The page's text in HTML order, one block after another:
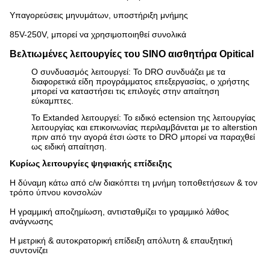
Υπαγορεύσεις μηνυμάτων, υποστήριξη μνήμης
85V-250V, μπορεί να χρησιμοποιηθεί συνολικά
Βελτιωμένες λειτουργίες του SINO αισθητήρα Opitical
Ο συνδυασμός λειτουργεί: Το DRO συνδυάζει με τα
διαφορετικά είδη προγράμματος επεξεργασίας, ο χρήστης
μπορεί να καταστήσει τις επιλογές στην απαίτηση
εύκαμπτες.
Το Extanded λειτουργεί: Το ειδικό ectension της λειτουργίας
λειτουργίας και επικοινωνίας περιλαμβάνεται με το alterstion
πριν από την αγορά έτσι ώστε το DRO μπορεί να παραχθεί
ως ειδική απαίτηση.
Κυρίως λειτουργίες ψηφιακής επίδειξης
Η δύναμη κάτω από c/w διακόπτει τη μνήμη τοποθετήσεων & τον
τρόπο ύπνου κονσολών
Η γραμμική αποζημίωση, αντισταθμίζει το γραμμικό λάθος
ανάγνωσης
Η μετρική & αυτοκρατορική επίδειξη απόλυτη & επαυξητική
συντονίζει